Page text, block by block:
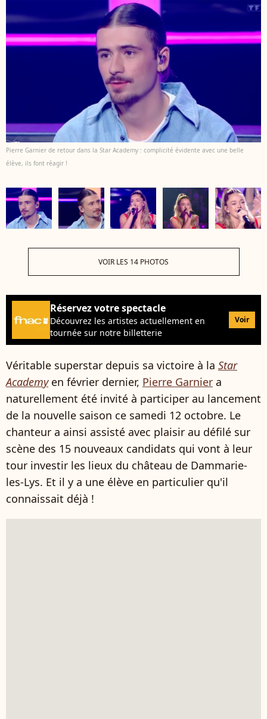
Pierre Garnier de retour dans la Star Academy : complicité évidente avec une belle
élève, ils font réagir !
VOIR LES 14 PHOTOS
Réservez votre spectacle
Découvrez les artistes actuellement en
tournée sur notre billetterie
Voir
Véritable superstar depuis sa victoire à la Star
Academyen février dernier, Pierre Garnier a
naturellement été invité à participer au lancement
de la nouvelle saison ce samedi 12 octobre. Le
chanteur a ainsi assisté avec plaisir au défilé sur
scène des 15 nouveaux candidats qui vont à leur
tour investir les lieux du château de Dammarie-
les-Lys. Et il y a une élève en particulier qu'il
connaissait déjà !